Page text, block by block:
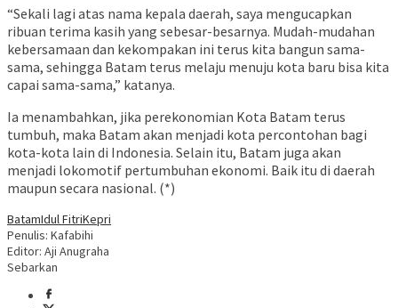
“Sekali lagi atas nama kepala daerah, saya mengucapkan
ribuan terima kasih yang sebesar-besarnya. Mudah-mudahan
kebersamaan dan kekompakan ini terus kita bangun sama-
sama, sehingga Batam terus melaju menuju kota baru bisa kita
capai sama-sama,” katanya.
Ia menambahkan, jika perekonomian Kota Batam terus
tumbuh, maka Batam akan menjadi kota percontohan bagi
kota-kota lain di Indonesia. Selain itu, Batam juga akan
menjadi lokomotif pertumbuhan ekonomi. Baik itu di daerah
maupun secara nasional. (*)
BatamIdul FitriKepri
Penulis: Kafabihi
Editor: Aji Anugraha
Sebarkan